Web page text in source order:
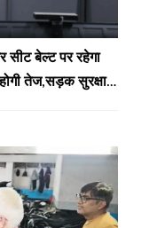
बेल्ट पर रहेगा
तेज,सड़क सुरक्षा में